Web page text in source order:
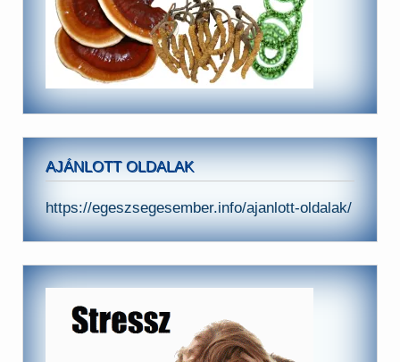
AJÁNLOTT OLDALAK
https://egeszsegesember.info/ajanlott-oldalak/